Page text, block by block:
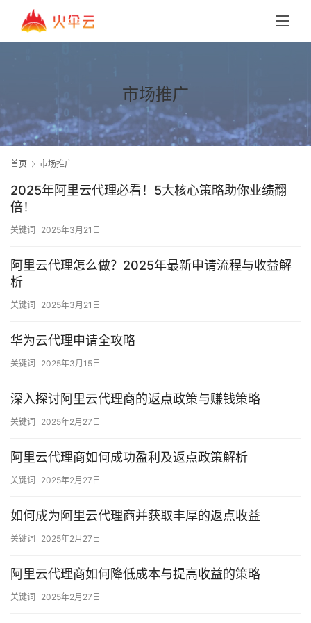
市场推广
首页 市场推广
2025年阿里云代理必看！5大核心策略助你业绩翻
倍！
关键词 2025年3月21日
阿里云代理怎么做？2025年最新申请流程与收益解
析
关键词 2025年3月21日
华为云代理申请全攻略
关键词 2025年3月15日
深入探讨阿里云代理商的返点政策与赚钱策略
关键词 2025年2月27日
阿里云代理商如何成功盈利及返点政策解析
关键词 2025年2月27日
如何成为阿里云代理商并获取丰厚的返点收益
关键词 2025年2月27日
阿里云代理商如何降低成本与提高收益的策略
关键词 2025年2月27日